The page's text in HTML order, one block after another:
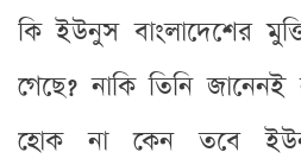
কি ইউনুস বাংলাদেশের
গেছে? নাকি তিনি
হোক না কেন তবে